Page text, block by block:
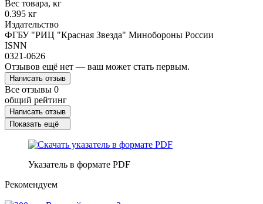
Вес товара, кг
0.395 кг
Издательство
ФГБУ "РИЦ "Красная Звезда" Минобороны России
ISNN
0321-0626
Отзывов ещё нет — ваш может стать первым.
Написать отзыв
Все отзывы 0
общий рейтинг
Написать отзыв
Показать ещё
Указатель в формате PDF
Рекомендуем